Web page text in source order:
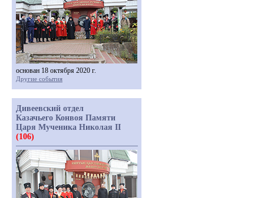
основан 18 октября 2020 г.
Другие события
Дивеевский отдел
Казачьего Конвоя Памяти
Царя Мученика Николая II
(106)